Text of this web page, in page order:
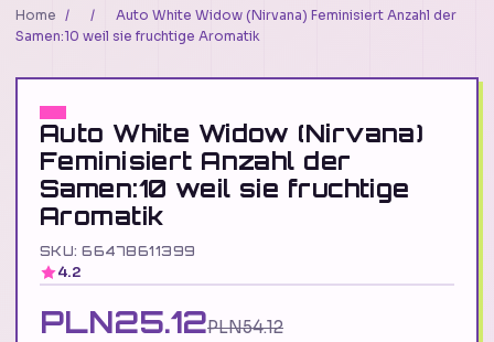
Home / /
Auto White Widow (Nirvana) Feminisiert Anzahl der
Samen:10 weil sie fruchtige Aromatik
Auto White Widow (Nirvana)
Feminisiert Anzahl der
Samen:10 weil sie fruchtige
Aromatik
SKU: 66478611399
4.2
PLN25.12PLN54.12